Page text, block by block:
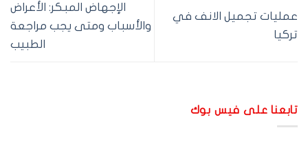
تجميل الانف في
الإجهاض المبكر: الأعراض
والأسباب ومتى يجب مراجعة
الطبيب
على فيس بوك